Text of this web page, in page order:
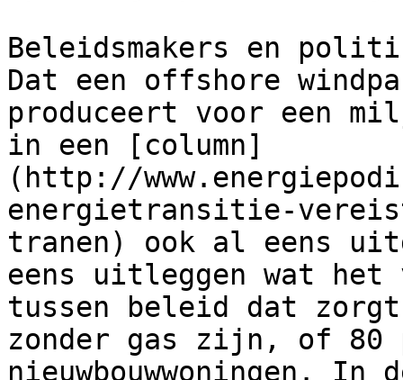
Beleidsmakers en
Dat een offshore
produceert voor een
in een [column]
(http://
energietransitie-
tranen) ook al eens
eens uitleggen wat
tussen beleid dat zorgt
zonder gas zijn, of 80
nieuwbouwwoningen.